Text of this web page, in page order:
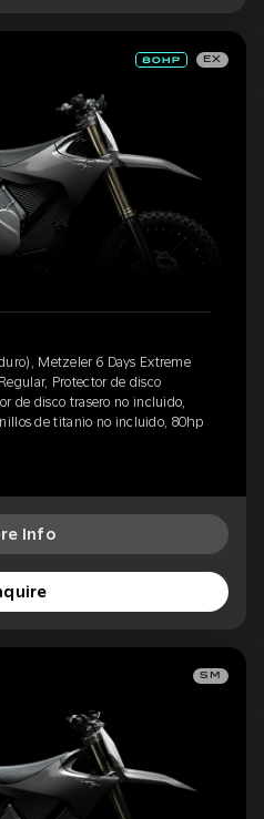
EX
Metzeler 6 Days Extreme
Protector de disco
de disco trasero no incluido,
de titanio no incluido, 80hp
Info
SM